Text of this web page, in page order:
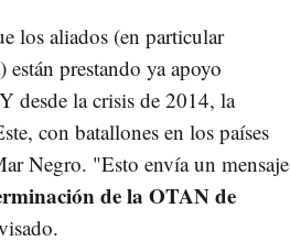
los aliados (en particular
prestando ya apoyo
desde la crisis de 2014, la
con batallones en los países
Negro. "Esto envía un mensaje
de la OTAN de